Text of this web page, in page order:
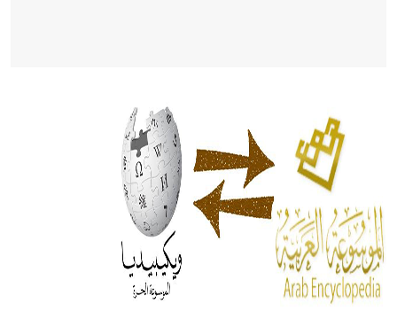
الحكم، الأدلة، تنظيم التغذية، ورسالته في جروح الرأس. ويعود
له الفضل بأنه حرر الطب من الدين والفلسفة.
- هل تعلم أن المرجان إفراز حيواني يتكون في البحر ويتركب
من مادة كربونات الكلسيوم، وهو أحمر أو شديد الحمرة وهو
أجود أنواعه، ويمتاز بكبر الحجم ويسمى الش